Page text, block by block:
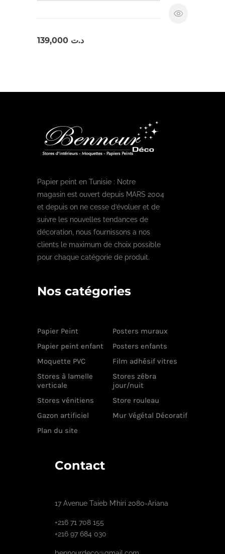
د.ت
Papier peint en Tunisie : Notre
magasin est ouvert depuis MARS 2004
et depuis on ne cesse d’évoluer et de
suivre les nouvelles tendances de
décoration, nous fournissons a nos
clients le maximum de choix possible
pour chaque catégorie de produit.
Nos catégories
Papier Peint
Posters muraux
Papier peint enfant
Posters enfants
Moquette PVC
Film adhésif vitres
Stores à lamelle
verticale
Stores zébra
jour/nuit
Stores vénitiens
Store rouleau
Gazon artificiel
Mur Végétal Décoratif
Plan du site
Contact
17 Avenue Taieb M’hiri 2080-Ariana
+216 71 708 155
+216 97 684 030